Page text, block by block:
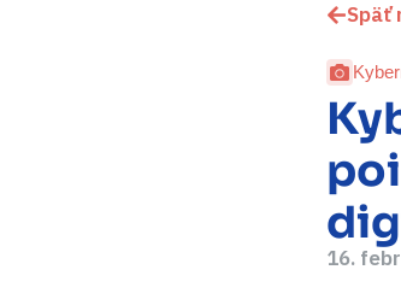
Späť
16.